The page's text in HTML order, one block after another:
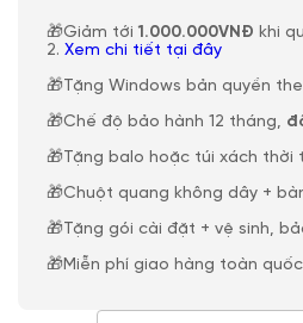
🎁Giảm tới 1.000.000VNĐ khi
2. Xem chi tiết tại đây
🎁Tặng Windows bản quyền
🎁Chế độ bảo hành 12 tháng,
🎁Tặng balo hoặc túi xách thời
🎁Chuột quang không dây +
🎁Tặng gói cài đặt + vệ sinh,
🎁Miễn phí giao hàng toàn quốc